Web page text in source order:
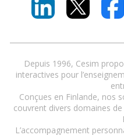
Depuis 1996, Cesim
interactives pour
Conçues en Finlande, nos
couvrent divers domaines
L’accompagnement